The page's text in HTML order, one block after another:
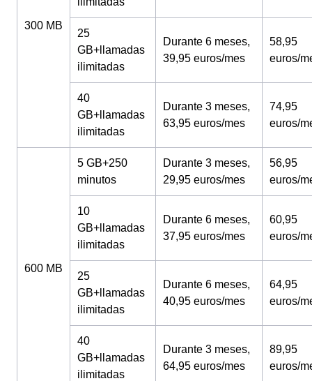
300 MB
25
GB+llamadas
ilimitadas
Durante 6 meses,
39,95 euros/mes
58,95
euros/
40
GB+llamadas
ilimitadas
Durante 3 meses,
63,95 euros/mes
74,95
euros/
600 MB
5 GB+250
minutos
Durante 3 meses,
29,95 euros/mes
56,95
euros/
10
GB+llamadas
ilimitadas
Durante 6 meses,
37,95 euros/mes
60,95
euros/
25
GB+llamadas
ilimitadas
Durante 6 meses,
40,95 euros/mes
64,95
euros/
40
GB+llamadas
ilimitadas
Durante 3 meses,
64,95 euros/mes
89,95
euros/